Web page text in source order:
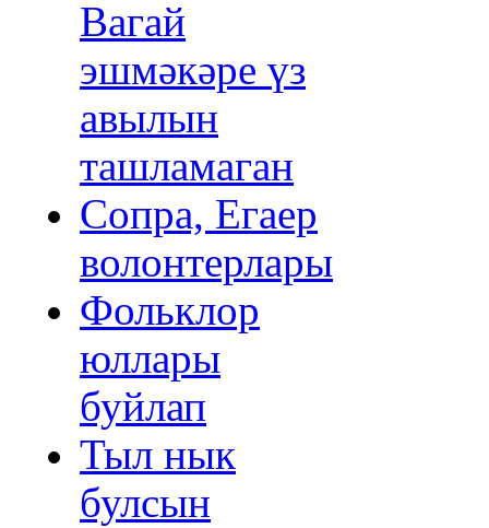
Вагай
эшмәкәре үз
авылын
ташламаган
Сопра, Егаер
волонтерлары
Фольклор
юллары
буйлап
Тыл нык
булсын